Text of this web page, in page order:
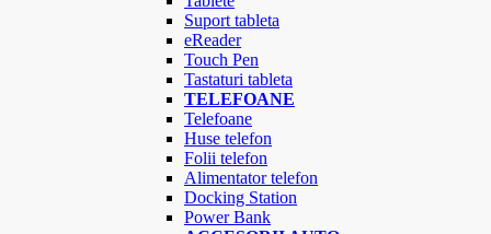
Suport tableta
eReader
Touch Pen
Tastaturi tableta
TELEFOANE
Telefoane
Huse telefon
Folii telefon
Alimentator telefon
Docking Station
Power Bank